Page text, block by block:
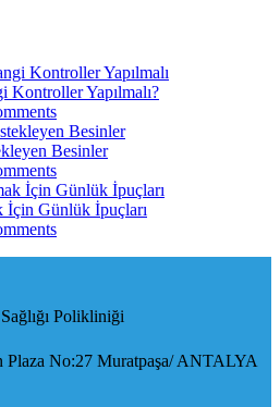
Kontroller Yapılmalı?
Besinler
İçin Günlük İpuçları
Polikliniği
Plaza No:27 Muratpaşa/ ANTALYA